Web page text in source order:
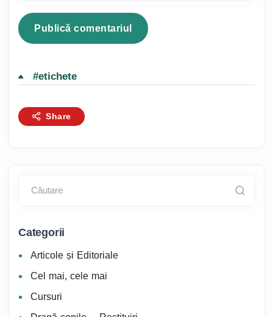
#etichete
Share
Căutare
Categorii
Articole și Editoriale
Cel mai, cele mai
Cursuri